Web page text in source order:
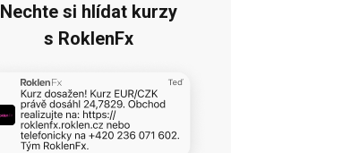
Nechte si hlídat kurzy
s RoklenFx